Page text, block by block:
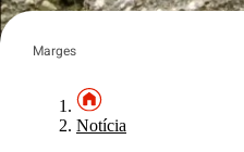
Marges
Notícia